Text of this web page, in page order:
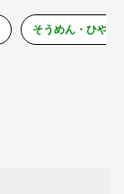
そうめん・ひやむ